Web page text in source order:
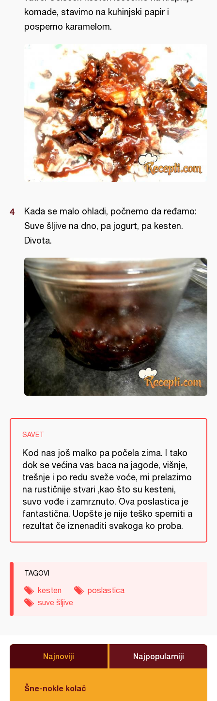
komade, stavimo na kuhinjski papir i
pospemo karamelom.
Kada se malo ohladi, počnemo da ređamo:
Suve šljive na dno, pa jogurt, pa kesten.
Divota.
SAVET
Kod nas još malko pa počela zima. I tako
dok se većina vas baca na jagode, višnje,
trešnje i po redu sveže voće, mi prelazimo
na rustičnije stvari ,kao što su kesteni,
suvo vođe i zamrznuto. Ova poslastica je
fantastična. Uopšte je nije teško spemiti a
rezultat če iznenaditi svakoga ko proba.
TAGOVI
kesten
poslastica
suve šljive
Najnoviji Najpopularniji
Šne-nokle kolač